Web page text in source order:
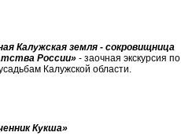
Калужская земля - сокровищница
России» - заочная экскурсия по
Калужской области.
Кукша»